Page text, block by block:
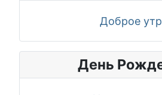
Доброе
День